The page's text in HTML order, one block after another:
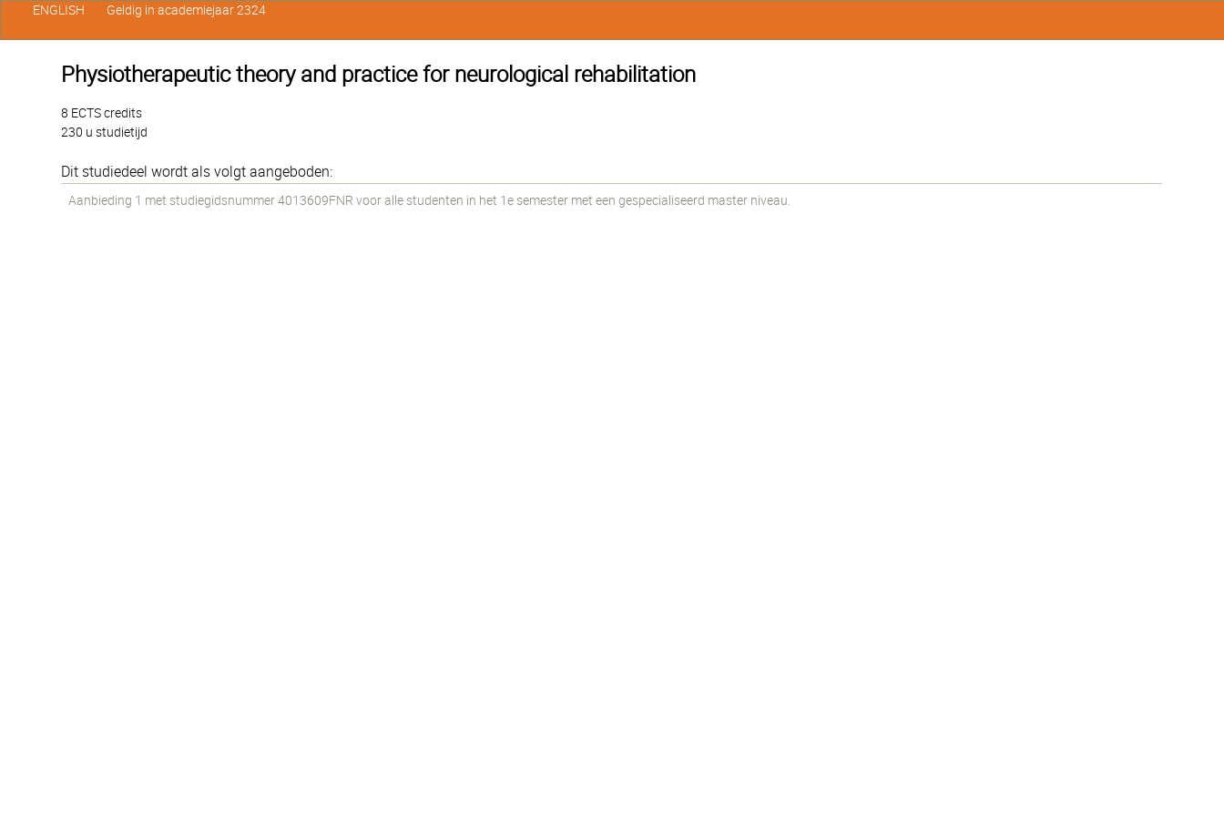
Physiotherapeutic theory and practice for neurological rehabilitation
8 ECTS credits
230 u studietijd
Dit studiedeel wordt als volgt aangeboden:
Aanbieding 1 met studiegidsnummer 4013609FNR voor alle studenten in het 1e semester met een gespecialiseerd master niveau.
ENGLISH Geldig in academiejaar 2324